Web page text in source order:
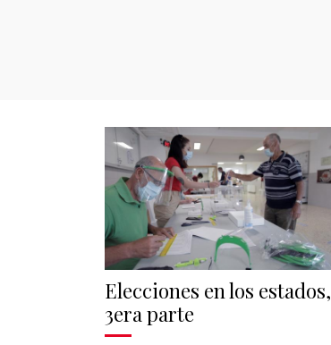
Elecciones en los estados,
3era parte